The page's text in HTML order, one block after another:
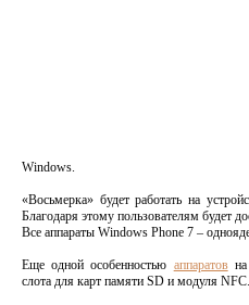
Windows.
«Восьмерка» будет работать на
Благодаря этому пользователям будет
Все аппараты Windows Phone 7 –
Еще одной особенностью аппаратовна
слота для карт памяти SD и модуля NFC.